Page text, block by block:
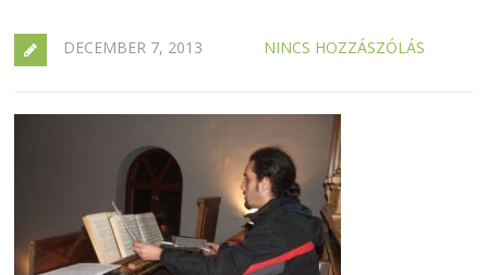
DECEMBER 7, 2013 NINCS HOZZÁSZÓLÁS